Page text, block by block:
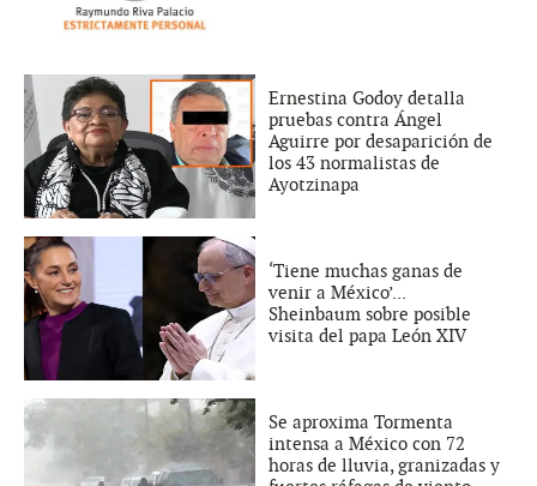
Ernestina Godoy detalla
pruebas contra Ángel
Aguirre por desaparición de
los 43 normalistas de
Ayotzinapa
‘Tiene muchas ganas de
venir a México’...
Sheinbaum sobre posible
visita del papa León XIV
Se aproxima Tormenta
intensa a México con 72
horas de lluvia, granizadas y